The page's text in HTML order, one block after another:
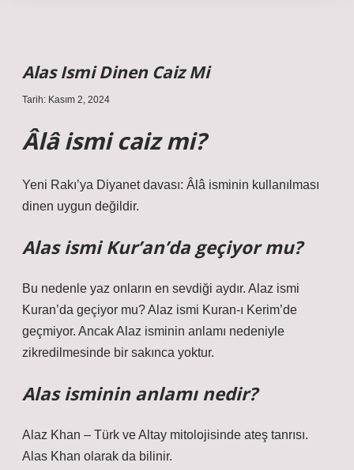
Alas Ismi Dinen Caiz Mi
Tarih: Kasım 2, 2024
Âlâ ismi caiz mi?
Yeni Rakı’ya Diyanet davası: Âlâ isminin kullanılması
dinen uygun değildir.
Alas ismi Kur’an’da geçiyor mu?
Bu nedenle yaz onların en sevdiği aydır. Alaz ismi
Kuran’da geçiyor mu? Alaz ismi Kuran-ı Kerim’de
geçmiyor. Ancak Alaz isminin anlamı nedeniyle
zikredilmesinde bir sakınca yoktur.
Alas isminin anlamı nedir?
Alaz Khan – Türk ve Altay mitolojisinde ateş tanrısı.
Alas Khan olarak da bilinir.